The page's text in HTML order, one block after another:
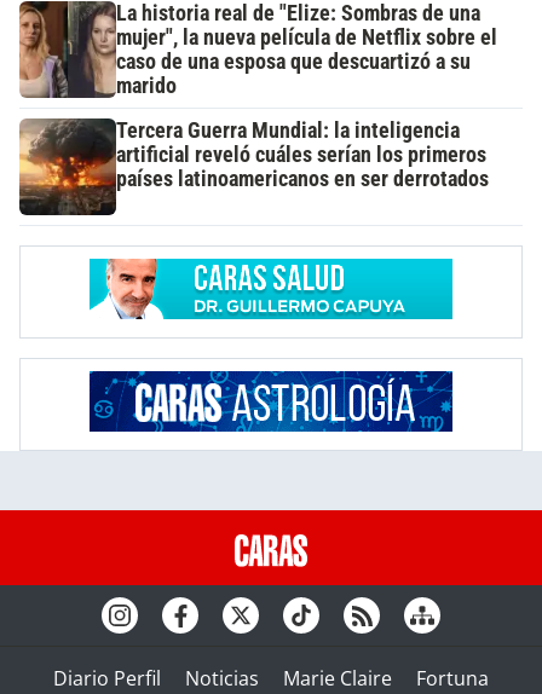
La historia real de "Elize: Sombras de una
mujer", la nueva película de Netflix sobre el
caso de una esposa que descuartizó a su
marido
Tercera Guerra Mundial: la inteligencia
artificial reveló cuáles serían los primeros
países latinoamericanos en ser derrotados
Diario Perfil Noticias Marie Claire
Fortuna